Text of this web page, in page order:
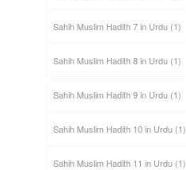
Sahih Muslim Hadith 7 in Urdu(1)
Sahih Muslim Hadith 8 in Urdu(1)
Sahih Muslim Hadith 9 in Urdu(1)
Sahih Muslim Hadith 10 in Urdu(1)
Sahih Muslim Hadith 11 in Urdu(1)